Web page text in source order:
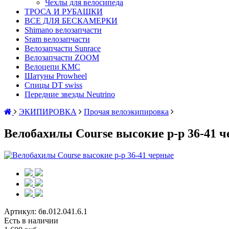
Чехлы для велосипеда
ТРОСА И РУБАШКИ
ВСЕ ДЛЯ БЕСКАМЕРКИ
Shimano велозапчасти
Sram велозапчасти
Велозапчасти Sunrace
Велозапчасти ZOOM
Велоцепи KMC
Шатуны Prowheel
Спицы DT swiss
Передние звезды Neutrino
ЭКИПИРОВКА
Прочая велоэкипировка
Велобахилы Course высокие р-р 36-41
Артикул: бв.012.041.6.1
Есть в наличии